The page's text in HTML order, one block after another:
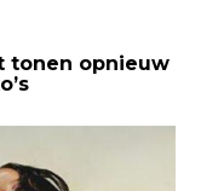
tonen opnieuw